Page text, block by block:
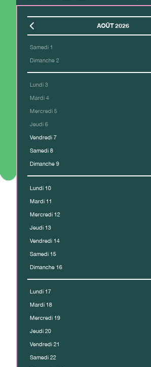
AOÛT 2026
Samedi 1
Dimanche 2
Lundi 3
Mardi 4
Mercredi 5
Jeudi 6
Vendredi 7
Samedi 8
Dimanche 9
Lundi 10
Mardi 11
Mercredi 12
Jeudi 13
Vendredi 14
Samedi 15
Dimanche 16
Lundi 17
Mardi 18
Mercredi 19
Jeudi 20
Vendredi 21
Samedi 22